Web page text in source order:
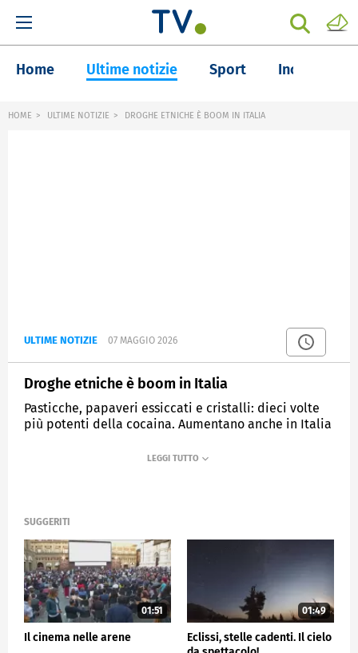
Home Ultime notizie Sport Inchieste
HOME ULTIME NOTIZIE DROGHE ETNICHE È BOOM IN ITALIA
ULTIME NOTIZIE 07 MAGGIO 2026
Droghe etniche è boom in Italia
Pasticche, papaveri essiccati e cristalli: dieci volte
più potenti della cocaina. Aumentano anche in Italia
SUGGERITI
01:51
Il cinema nelle arene
01:49
Eclissi, stelle cadenti. Il cielo